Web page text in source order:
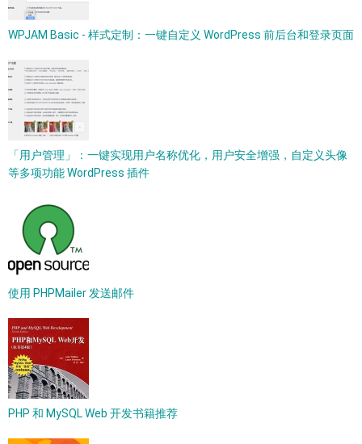
WPJAM Basic - 样式定制：一键自定义 WordPress 前后台和登录页面
「用户管理」：一键实现用户名称优化，用户安全增强，自定义头像
等多项功能 WordPress 插件
使用 PHPMailer 发送邮件
PHP 和 MySQL Web 开发书籍推荐